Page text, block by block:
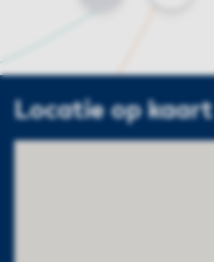
Locatie op kaart